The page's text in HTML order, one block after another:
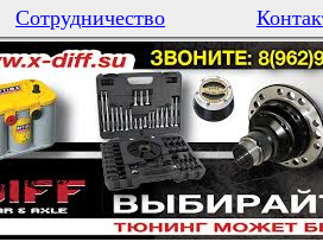
Сотрудничество